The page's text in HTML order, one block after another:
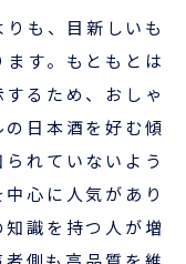
も、目新しいも
す。もともとは
るため、おしゃ
日本酒を好む傾
れていないよう
心に人気があり
識を持つ人が増